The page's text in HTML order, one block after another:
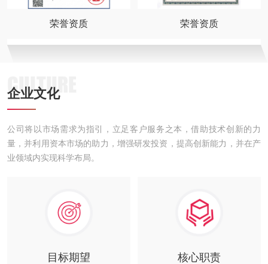
荣誉资质 荣誉资质
CULTURE
企业文化
公司将以市场需求为指引，立足客户服务之本，借助技术创新的力
量，并利用资本市场的助力，增强研发投资，提高创新能力，并在产
业领域内实现科学布局。
目标期望 核心职责